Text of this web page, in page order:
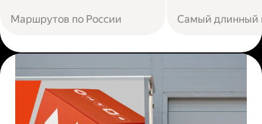
Маршрутов по России Самый длинный